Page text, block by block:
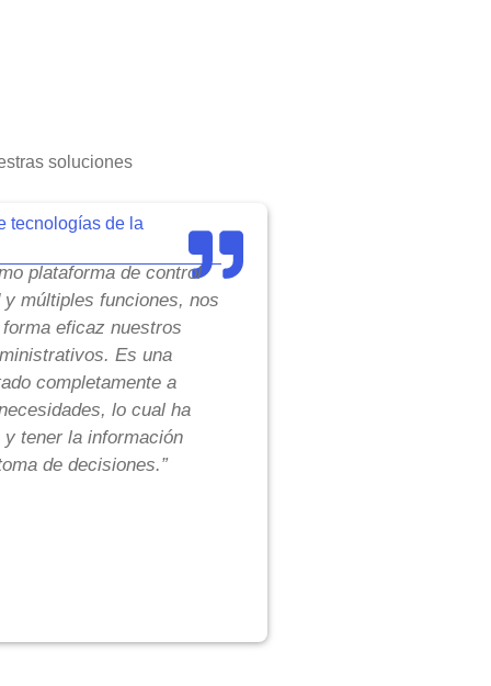
soluciones
tecnologías de la
plataforma de control
múltiples funciones, nos
eficaz nuestros
Es una
completamente a
lo cual ha
tener la información
de decisiones.”